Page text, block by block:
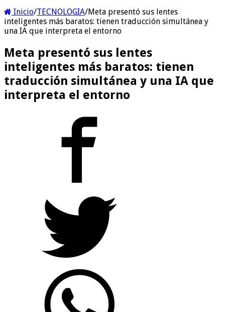
Inicio/TECNOLOGIA/Meta presentó sus lentes
inteligentes más baratos: tienen traducción simultánea y
una IA que interpreta el entorno
Meta presentó sus lentes
inteligentes más baratos: tienen
traducción simultánea y una IA que
interpreta el entorno